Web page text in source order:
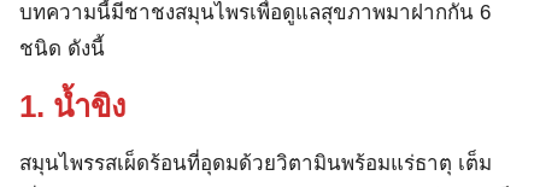
บทความนี้มีชาชงสมุนไพรเพื่อดูแลสุขภาพมาฝากกัน 6
ชนิด ดังนี้
1. น้ำขิง
สมุนไพรรสเผ็ดร้อนที่อุดมด้วยวิตามินพร้อมแร่ธาตุ เต็ม